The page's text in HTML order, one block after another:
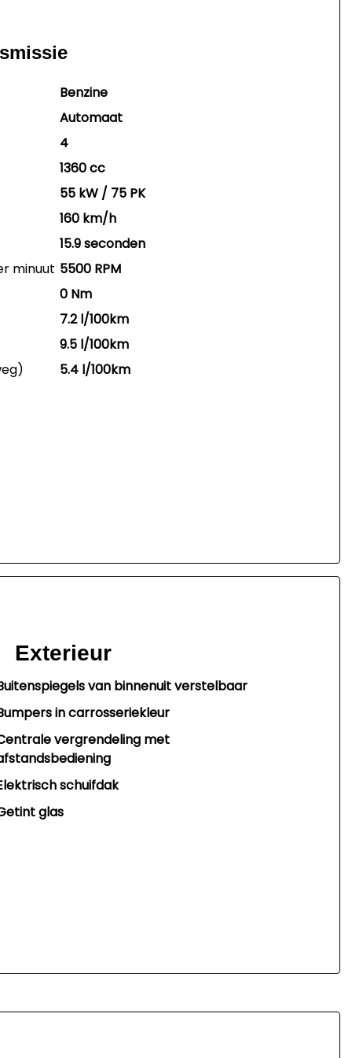
Benzine
Automaat
4
1360 cc
55 kW / 75 PK
160 km/h
15.9 seconden
minuut 5500 RPM
0 Nm
7.2 l/100km
9.5 l/100km
5.4 l/100km
Exterieur
van binnenuit verstelbaar
in carrosseriekleur
vergrendeling met
schuifdak
glas